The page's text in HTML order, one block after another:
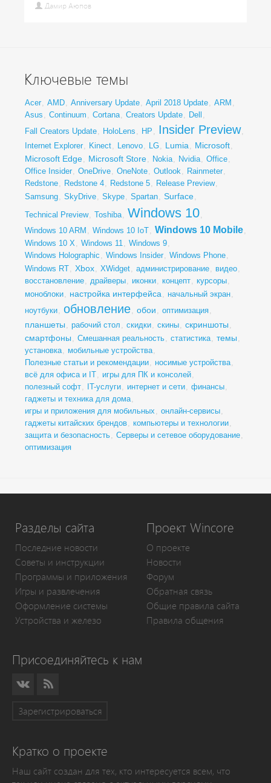
Дамир Аюпов
Ключевые темы
Acer, AMD, Anniversary Update, April 2018 Update, ARM ,
Asus , Continuum , Cortana, Creators Update, Dell ,
Fall Creators Update, HoloLens , HP , Insider Preview,
Internet Explorer, Kinect, Lenovo, LG, Lumia , Microsoft,
Microsoft Edge, Microsoft Store, Nokia, Nvidia, Office,
Office Insider, OneDrive, OneNote, Outlook, Rainmeter,
Redstone, Redstone 4, Redstone 5, Release Preview,
Samsung, SkyDrive, Skype, Spartan, Surface,
Technical Preview, Toshiba, Windows 10,
Windows 10 ARM , Windows 10 IoT, Windows 10 Mobile,
Windows 10 X, Windows 11, Windows 9,
Windows Holographic , Windows Insider, Windows Phone,
Windows RT, Xbox, XWidget, администрирование, видео,
восстановление, драйверы, иконки, концепт, курсоры,
моноблоки, настройка интерфейса , начальный экран,
ноутбуки, обновление, обои , оптимизация,
планшеты , рабочий стол , скидки, скины, скриншоты ,
смартфоны , Смешанная реальность, статистика, темы ,
установка, мобильные устройства,
Полезные статьи и рекомендации, носимые устройства,
всё для офиса и IT, игры для ПК и консолей,
полезный софт, IT-услуги, интернет и сети, финансы,
гаджеты и техника для дома,
игры и приложения для мобильных , онлайн-сервисы,
гаджеты китайских брендов, компьютеры и технологии,
защита и безопасность, Серверы и сетевое оборудование,
оптимизация
Разделы сайта
Последние новости
Советы и инструкции
Программы и приложения
Игры и развлечения
Оформление системы
Устройства и железо
Проект Wincore
О проекте
Новости
Форум
Обратная связь
Общие правила сайта
Правила общения
Присоединяйтесь к нам
Зарегистрироваться
Кратко о проекте
Наш сайт создан для тех, кто интересуется всем, что